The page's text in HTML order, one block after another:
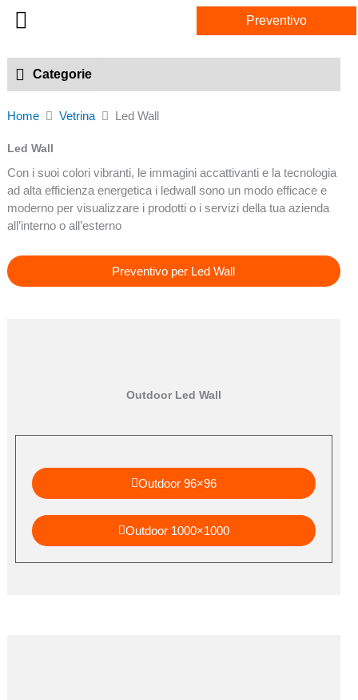
Preventivo
Categorie
Home Vetrina Led Wall
Led Wall
Con i suoi colori vibranti, le immagini accattivanti e la tecnologia
ad alta efficienza energetica i ledwall sono un modo efficace e
moderno per visualizzare i prodotti o i servizi della tua azienda
all’interno o all’esterno
Preventivo per Led Wall
Outdoor Led Wall
Outdoor 96×96
Outdoor 1000×1000